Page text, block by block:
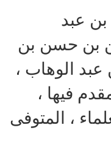
عبد
بن حسن بن
عبد الوهاب ،
فيها ،
، المتوفى